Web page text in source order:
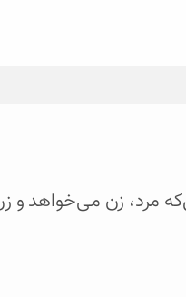
مرد، زن می‌خواهد